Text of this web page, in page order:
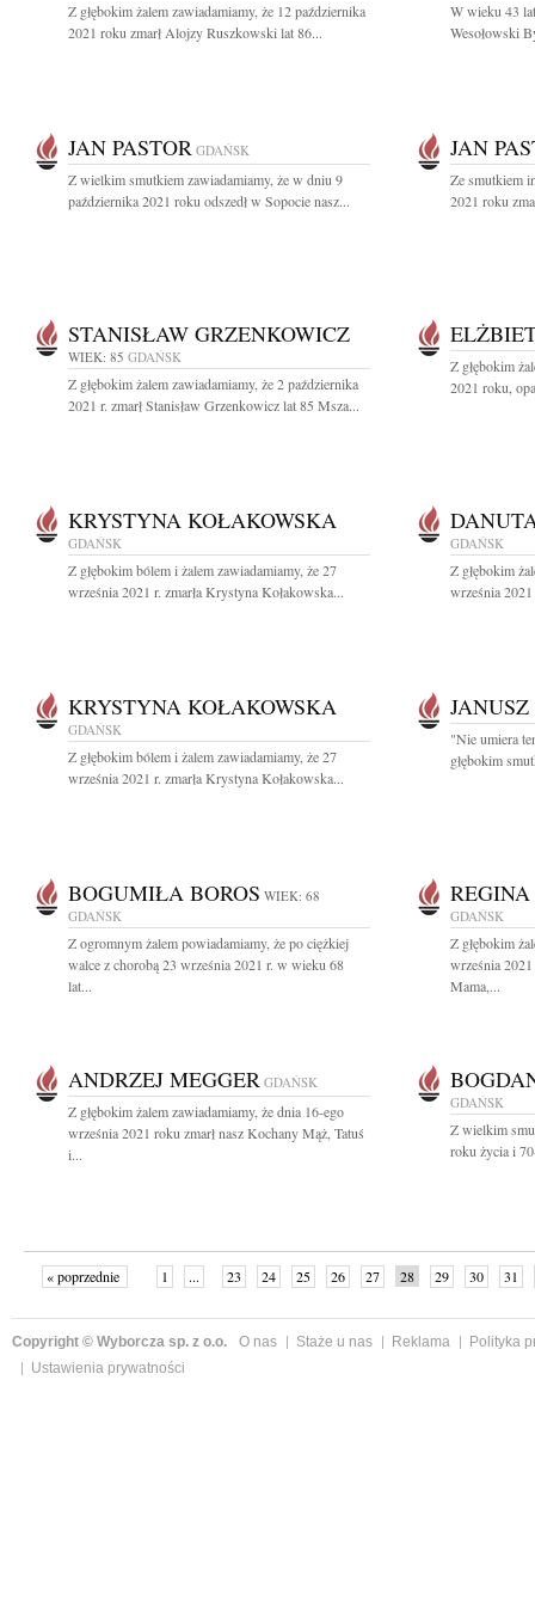
Z głębokim żalem zawiadamiamy, że 12 października
2021 roku zmarł Alojzy Ruszkowski lat 86...
W wieku 43
Wesołowski
JAN PASTOR GDAŃSK
Z wielkim smutkiem zawiadamiamy, że w dniu 9
października 2021 roku odszedł w Sopocie nasz...
JAN
Ze smutkiem
2021 roku
STANISŁAW GRZENKOWICZ
WIEK: 85 GDAŃSK
Z głębokim żalem zawiadamiamy, że 2 października
2021 r. zmarł Stanisław Grzenkowicz lat 85 Msza...
Z głębokim
2021 roku,
KRYSTYNA KOŁAKOWSKA
GDAŃSK
Z głębokim bólem i żalem zawiadamiamy, że 27
września 2021 r. zmarła Krystyna Kołakowska...
GDAŃSK
Z głębokim
września
KRYSTYNA KOŁAKOWSKA
GDAŃSK
Z głębokim bólem i żalem zawiadamiamy, że 27
września 2021 r. zmarła Krystyna Kołakowska...
"Nie umiera
głębokim
BOGUMIŁA BOROS WIEK: 68
GDAŃSK
Z ogromnym żalem powiadamiamy, że po ciężkiej
walce z chorobą 23 września 2021 r. w wieku 68
lat...
GDAŃSK
Z głębokim
września
Mama,...
ANDRZEJ MEGGER GDAŃSK
Z głębokim żalem zawiadamiamy, że dnia 16-ego
września 2021 roku zmarł nasz Kochany Mąż, Tatuś
i...
GDAŃSK
Z wielkim
roku życia i
« poprzednie 1 ... 23 24 25 26 27 28 29 30
31
Copyright © Wyborcza sp. z o.o. O nas Staże u nas Reklama
Polityka
Ustawienia prywatności